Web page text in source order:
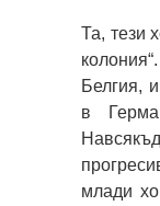
Та, тези
Белгия,
в
млади